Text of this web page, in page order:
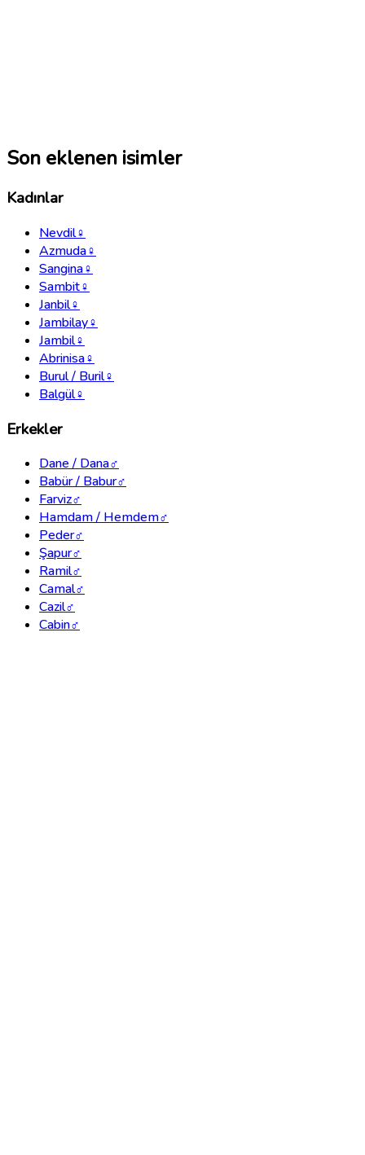
Son eklenen isimler
Kadınlar
Nevdil♀
Azmuda♀
Sangina♀
Sambit♀
Janbil♀
Jambilay♀
Jambil♀
Abrinisa♀
Burul / Buril♀
Balgül♀
Erkekler
Dane / Dana♂
Babür / Babur♂
Farviz♂
Hamdam / Hemdem♂
Peder♂
Şapur♂
Ramil♂
Camal♂
Cazil♂
Cabin♂